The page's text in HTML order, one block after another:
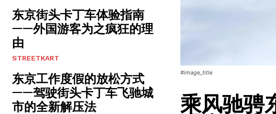
东京街头卡丁车体验指南
——外国游客为之疯狂的理
由
STREETKART
东京工作度假的放松方式
——驾驶街头卡丁车飞驰城
市的全新解压法
#image_title
乘风驰骋